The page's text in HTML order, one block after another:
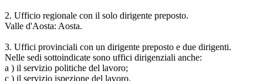
2. Ufficio regionale con il solo dirigente preposto.
Valle d'Aosta: Aosta.
3. Uffici provinciali con un dirigente preposto e due dirigenti.
Nelle sedi sottoindicate sono uffici dirigenziali anche:
a ) il servizio politiche del lavoro;
c ) il servizio ispezione del lavoro.